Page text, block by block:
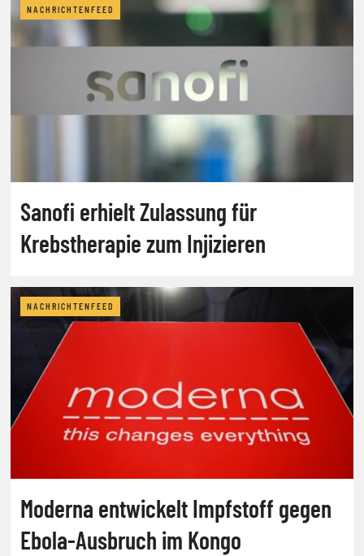
NACHRICHTENFEED
Sanofi erhielt Zulassung für
Krebstherapie zum Injizieren
NACHRICHTENFEED
Moderna entwickelt Impfstoff gegen
Ebola-Ausbruch im Kongo